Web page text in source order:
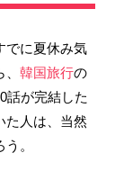
でに夏休み気
韓国旅行の
話が完結した
た人は、当然
。